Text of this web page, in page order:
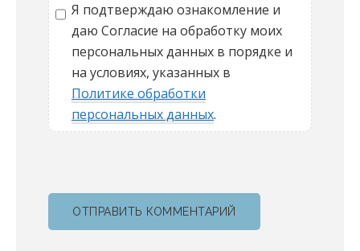
Я подтверждаю ознакомление и
даю Согласие на обработку моих
персональных данных в порядке и
на условиях, указанных в
Политике обработки
персональных данных.